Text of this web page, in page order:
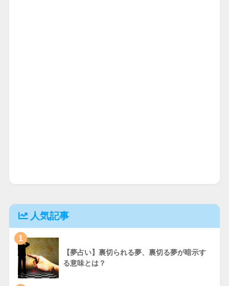
人気記事
1
【夢占い】裏切られる夢、裏切る夢が暗示す
る意味とは？